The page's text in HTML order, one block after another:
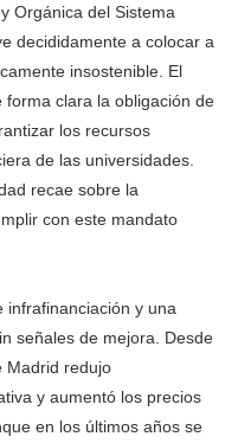
Orgánica del Sistema
decididamente a colocar a
insostenible. El
clara la obligación de
los recursos
de las universidades.
recae sobre la
con este mandato
infrafinanciación y una
señales de mejora. Desde
Madrid redujo
y aumentó los precios
en los últimos años se